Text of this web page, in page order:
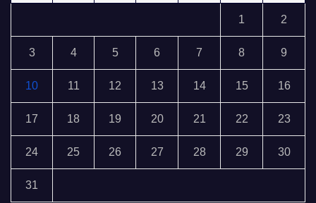
1 2
3 4 5 6 7 8 9
10 11 12 13 14 15 16
17 18 19 20 21 22 23
24 25 26 27 28 29 30
31